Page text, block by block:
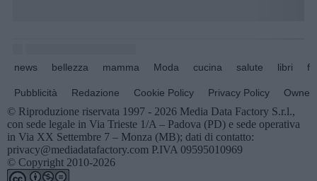
news bellezza mamma Moda cucina salute libri
Pubblicità Redazione Cookie Policy Privacy Policy
© Riproduzione riservata 1997 - 2026 Media Data Factory S.r.l.,
con sede legale in Via Trieste 1/A – Padova (PD) e sede operativa
in Via XX Settembre 7 – Monza (MB); dati di contatto:
privacy@mediadatafactory.com P.IVA 09595010969
© Copyright 2010-2026